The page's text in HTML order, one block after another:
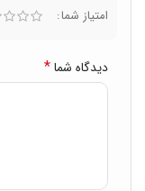
امتیاز شما
دیدگاه شما*